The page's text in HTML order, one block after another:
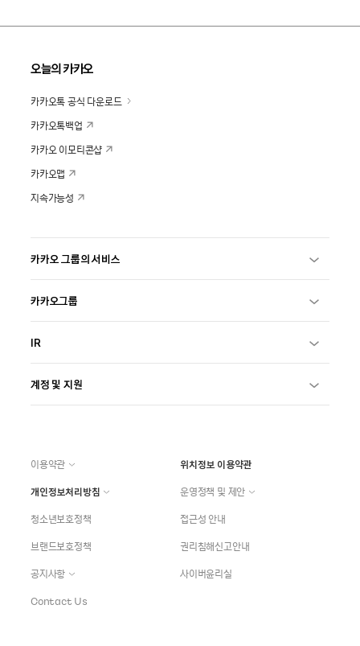
오늘의 카카오
카카오톡 공식 다운로드
카카오톡백업
카카오 이모티콘샵
카카오맵
지속가능성
카카오 그룹의 서비스
카카오그룹
IR
계정 및 지원
이용약관
위치정보 이용약관
개인정보처리방침
운영정책 및 제안
청소년보호정책
접근성 안내
브랜드보호정책
권리침해신고안내
공지사항
사이버윤리실
Contact Us